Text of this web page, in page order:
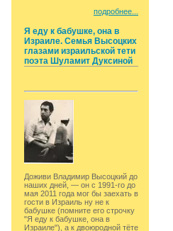
подробнее...
Я еду к бабушке, она в
Израиле. Семья Высоцких
глазами израильской тети
поэта Шуламит Дуксиной
Доживи Владимир Высоцкий до
наших дней, — он с 1991-го до
мая 2011 года мог бы заехать в
гости в Израиль ну не к
бабушке (помните его строчку
"Я еду к бабушке, она в
Израиле"), а к двоюродной тёте